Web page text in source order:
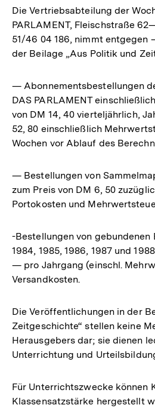
Die Vertriebsabteilung der
PARLAMENT, Fleischstraße
51/46 04 186, nimmt
der Beilage „Aus Politik und
— Abonnementsbestellungen
DAS PARLAMENT
von DM 14, 40 vierteljährlich,
52, 80 einschließlich
Wochen vor Ablauf des
— Bestellungen von
zum Preis von DM 6, 50
Portokosten und
-Bestellungen von gebundenen
1984, 1985, 1986, 1987 und
— pro Jahrgang (einschl.
Versandkosten.
Die Veröffentlichungen in der
Zeitgeschichte“ stellen keine
Herausgebers dar; sie dienen
Unterrichtung und
Für Unterrichtszwecke können
Klassensatzstärke hergestellt